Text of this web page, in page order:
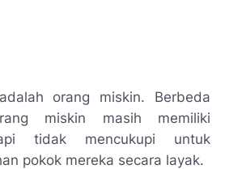
orang miskin. Berbeda
miskin masih memiliki
tidak mencukupi untuk
pokok mereka secara layak.